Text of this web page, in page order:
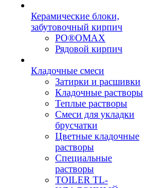
Керамические блоки,
забутовочный кирпич
PO®OMAX
Рядовой кирпич
Кладочные смеси
Затирки и расшивки
Кладочные растворы
Теплые растворы
Смеси для укладки
брусчатки
Цветные кладочные
растворы
Специальные
растворы
TOILER TL-